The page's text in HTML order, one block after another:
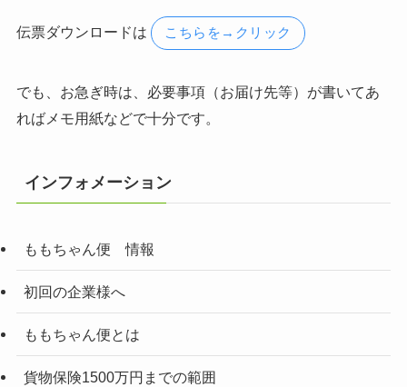
伝票ダウンロードは こちらを→クリック
でも、お急ぎ時は、必要事項（お届け先等）が書いてあ
ればメモ用紙などで十分です。
インフォメーション
ももちゃん便 情報
初回の企業様へ
ももちゃん便とは
貨物保険1500万円までの範囲